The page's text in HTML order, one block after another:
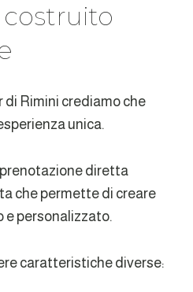
di Rimini crediamo che
unica.
diretta
che permette di creare
e personalizzato.
caratteristiche diverse: